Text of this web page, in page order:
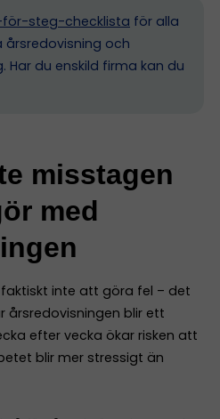
för-steg-checklista för alla
och
Har du enskild firma kan du
misstagen
med
inte att göra fel – det
årsredovisningen blir ett
efter vecka ökar risken att
blir mer stressigt än